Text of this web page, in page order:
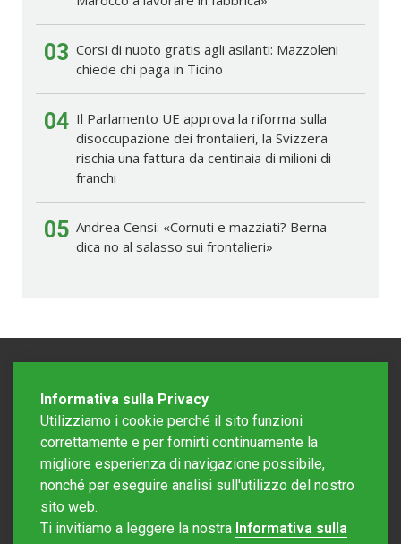
03 Corsi di nuoto gratis agli asilanti: Mazzoleni
chiede chi paga in Ticino
04 Il Parlamento UE approva la riforma sulla
disoccupazione dei frontalieri, la Svizzera
rischia una fattura da centinaia di milioni di
franchi
05 Andrea Censi: «Cornuti e mazziati? Berna
dica no al salasso sui frontalieri»
Editore Rotostampa SA
Informativa sulla Privacy
Utilizziamo i cookie perché il sito funzioni
correttamente e per fornirti continuamente la
migliore esperienza di navigazione possibile,
nonché per eseguire analisi sull'utilizzo del nostro
sito web.
Ti invitiamo a leggere la nostra Informativa sulla